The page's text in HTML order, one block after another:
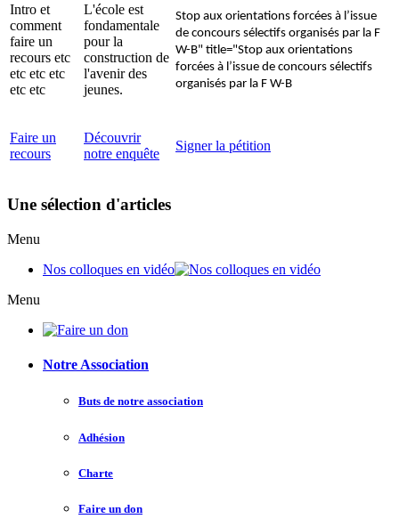
Intro et
comment
faire un
recours etc
etc etc etc
etc etc
L'école est
fondamentale
pour la
construction de
l'avenir des
jeunes.
Stop aux orientations forcées à l’issue
de concours sélectifs organisés par la F
W-B" title="Stop aux orientations
forcées à l’issue de concours sélectifs
organisés par la F W-B
Faire un
recours
Découvrir
notre enquête
Signer la pétition
Une sélection d'articles
Menu
Nos colloques en vidéo
Menu
Notre Association
Buts de notre association
Adhésion
Charte
Faire un don